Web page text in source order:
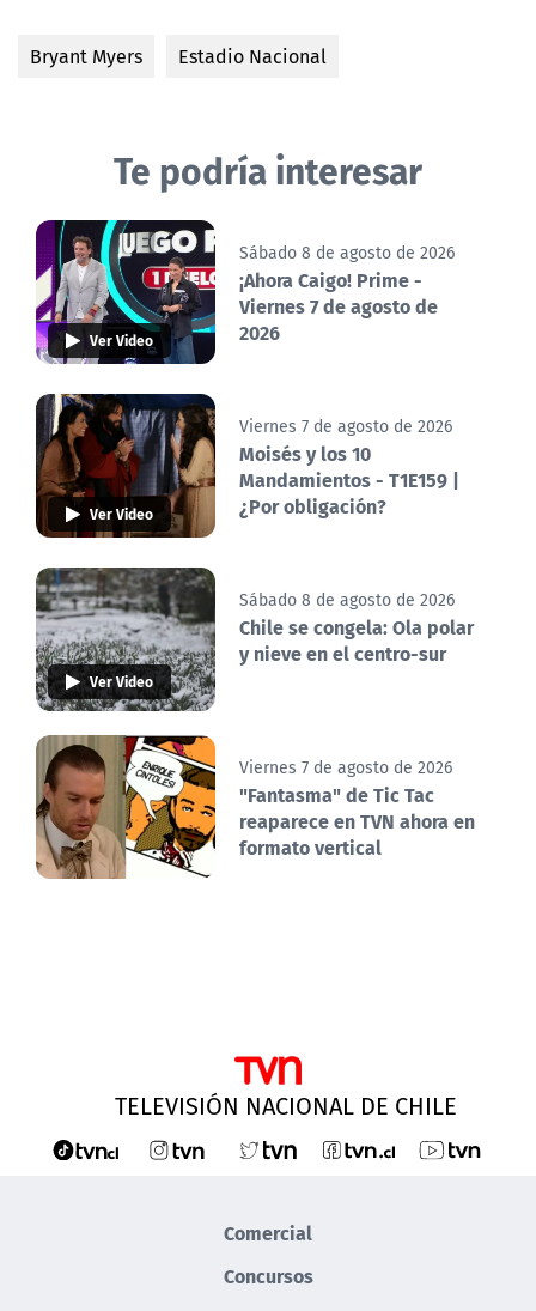
Bryant Myers Estadio Nacional
Te podría interesar
Ver Video
Sábado 8 de agosto de 2026
¡Ahora Caigo! Prime -
Viernes 7 de agosto de
2026
Ver Video
Viernes 7 de agosto de 2026
Moisés y los 10
Mandamientos - T1E159 |
¿Por obligación?
Ver Video
Sábado 8 de agosto de 2026
Chile se congela: Ola polar
y nieve en el centro-sur
Viernes 7 de agosto de 2026
"Fantasma" de Tic Tac
reaparece en TVN ahora en
formato vertical
TELEVISIÓN NACIONAL DE CHILE
Comercial
Concursos